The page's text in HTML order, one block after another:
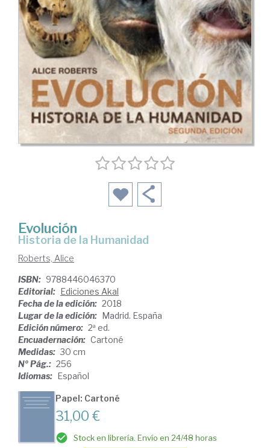
Evolución
Historia de la Humanidad
Roberts, Alice
ISBN: 9788446046370
Editorial: Ediciones Akal
Fecha de la edición: 2018
Lugar de la edición: Madrid. España
Edición número: 2ª ed.
Encuadernación: Cartoné
Medidas: 30 cm
Nº Pág.: 256
Idiomas: Español
Papel: Cartoné
31,00 €
Stock en librería. Envío en 24/48 horas